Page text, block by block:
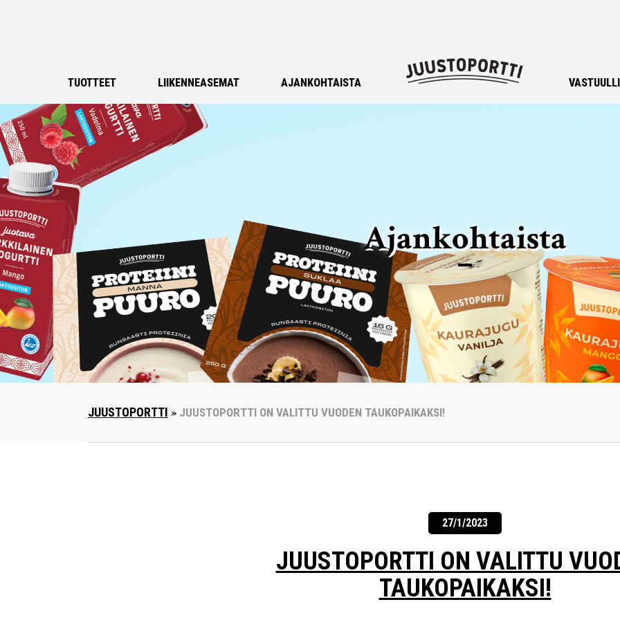
TUOTTEET LIIKENNEASEMAT AJANKOHTAISTA
Ajankohtaista
JUUSTOPORTTI » JUUSTOPORTTI ON VALITTU VUODEN TAUKOPAIKAKSI!
27/1/2023
JUUSTOPORTTI ON VALITTU
TAUKOPAIKAKSI!